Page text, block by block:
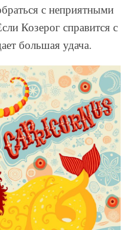
с неприятными
Козерог справится с
большая удача.